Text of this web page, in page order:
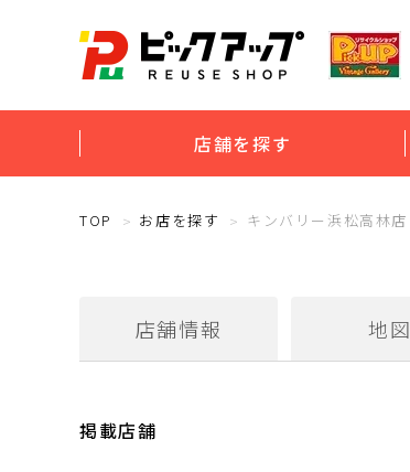
店舗を探す
TOP お店を探す キンバリー浜松高林店
店舗情報 地図
掲載店舗